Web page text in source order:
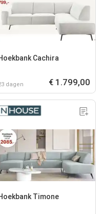
Cachira
dagen € 1.799,00
Timone